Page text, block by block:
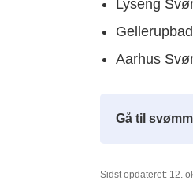
Lyseng
Aarhus
Gå til
Sidst opdateret: 12.